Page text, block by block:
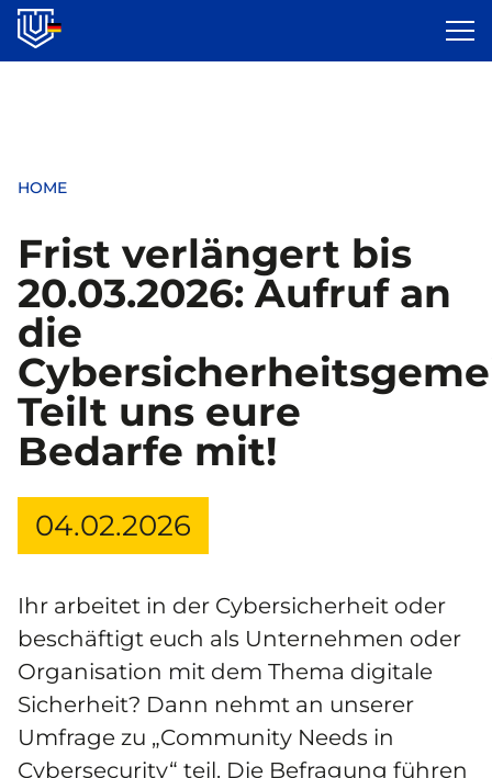
Skip
main
HOME
Frist verlängert bis
20.03.2026: Aufruf an
die
Teilt uns eure
Bedarfe mit!
04.02.2026
Ihr arbeitet in der Cybersicherheit oder
beschäftigt euch als Unternehmen oder
Organisation mit dem Thema digitale
Sicherheit? Dann nehmt an unserer
Umfrage zu „Community Needs in
Cybersecurity“ teil. Die Befragung führen